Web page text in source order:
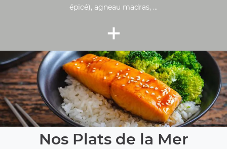
épicé), agneau madras, ...
+
Nos Plats de la Mer